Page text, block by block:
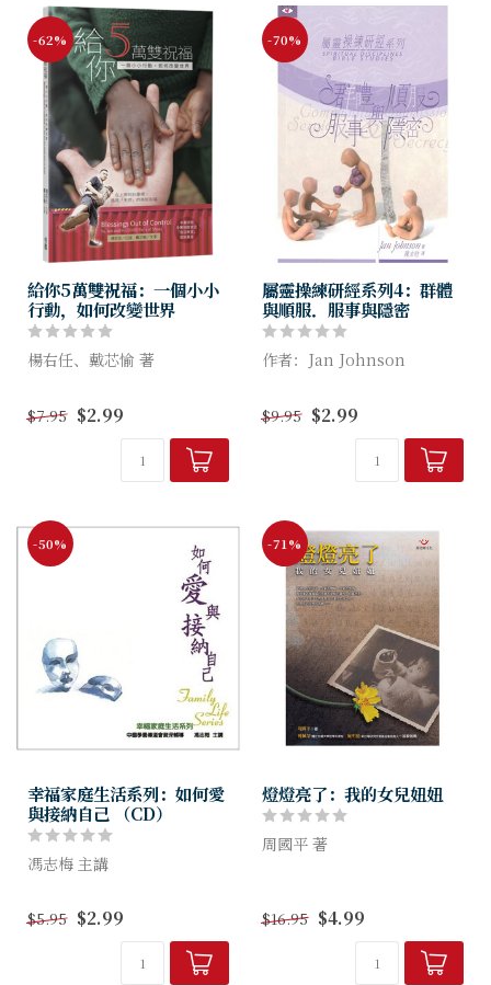
-62%
給你5萬雙祝福：一個小小
行動，如何改變世界
楊右任、戴芯愉 著
什麼這個基督徒，竟在一般主
流媒體引起軒然大波？一張簡
單的文宣，居然一次募集超過
3千個包裹=1個貨櫃=5萬雙
$7.95 $2.99
-70%
屬靈操練研經系列4：群體
與順服．服事與隱密
作者：Jan Johnson
所，每個人都是群體的一分
子。然而，不少群體卻無法回
應神對他們的呼召。神希望我
們跟別人建立怎樣的關係...
$9.95 $2.99
-50%
幸福家庭生活系列：如何愛
與接納自己 （CD）
馮志梅 主講
己的自我形象，講員說明自我
形象是如何造成的，並解釋自
我形象的錯誤依據及提供正確
$5.95 $2.99
-71%
燈燈亮了：我的女兒妞妞
周國平 著
爛與凋零。 一位父親懷抱著
他失明才一歲大的女兒，牽引
著她的小手，快樂的觸摸光
$16.95 $4.99